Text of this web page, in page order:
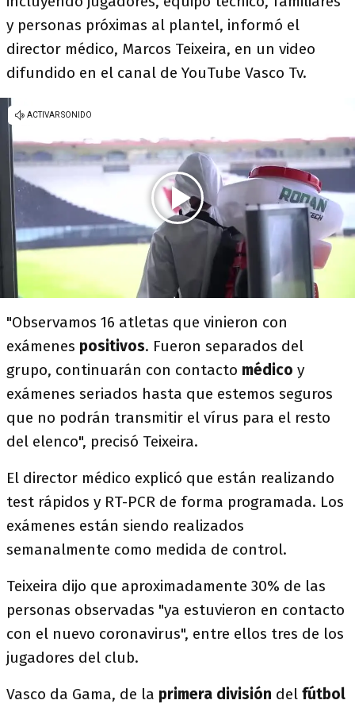
y personas próximas al plantel, informó el
director médico, Marcos Teixeira, en un video
difundido en el canal de YouTube Vasco Tv.
"Observamos 16 atletas que vinieron con
exámenes positivos. Fueron separados del
grupo, continuarán con contacto médico y
exámenes seriados hasta que estemos seguros
que no podrán transmitir el vírus para el resto
del elenco", precisó Teixeira.
El director médico explicó que están realizando
test rápidos y RT-PCR de forma programada. Los
exámenes están siendo realizados
semanalmente como medida de control.
Teixeira dijo que aproximadamente 30% de las
personas observadas "ya estuvieron en contacto
con el nuevo coronavirus", entre ellos tres de los
jugadores del club.
Vasco da Gama, de la primera división del fútbol